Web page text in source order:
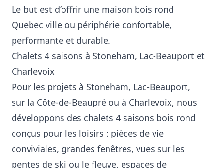
Le but est d’offrir une maison bois rond
Quebec ville ou périphérie confortable,
performante et durable.
Chalets 4 saisons à Stoneham, Lac‑Beauport et
Charlevoix
Pour les projets à Stoneham, Lac‑Beauport,
sur la Côte‑de‑Beaupré ou à Charlevoix, nous
développons des chalets 4 saisons bois rond
conçus pour les loisirs : pièces de vie
conviviales, grandes fenêtres, vues sur les
pentes de ski ou le fleuve, espaces de